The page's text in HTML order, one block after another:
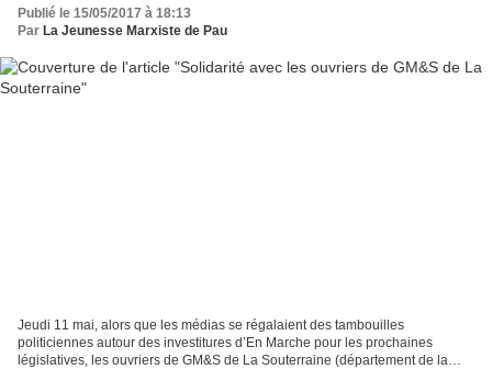
Publié le 15/05/2017 à 18:13
Par La Jeunesse Marxiste de Pau
Jeudi 11 mai, alors que les médias se régalaient des tambouilles
politiciennes autour des investitures d’En Marche pour les prochaines
législatives, les ouvriers de GM&S de La Souterraine (département de la